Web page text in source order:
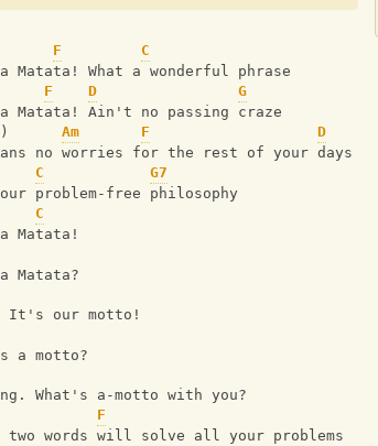
F
C
Matata! What a wonderful phrase
F D
G
Matata! Ain't no passing craze
) Am F
D
no worries for the rest of your days
C
G7
problem-free philosophy
C
Matata!
Matata?
It's our motto!
a motto?
What's a-motto with you?
F
two words will solve all your problems